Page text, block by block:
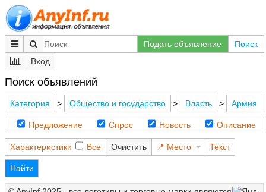
Подать объявление
Поиск
Вход
Поиск объявлений
Категория > Общество и государство > Власть > Армия
Предложение Спрос Новость Описание
Характеристики Все Очистить Место Текст
Найти